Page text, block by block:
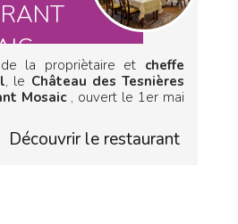
la propriètaire et cheffe
, le Château des Tesnières
Mosaic , ouvert le 1er mai
Découvrir le restaurant